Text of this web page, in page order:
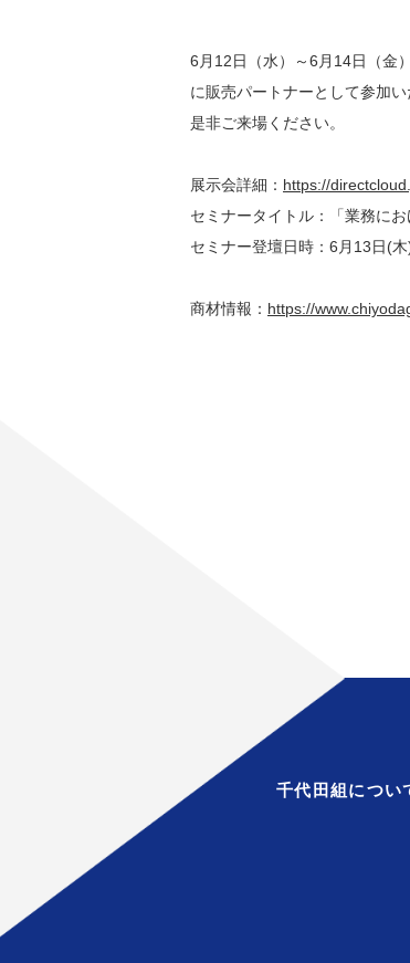
6月12日（水）～6月14日（金
に販売パートナーとして参加い
是非ご来場ください。
展示会詳細： https://
セミナータイトル：「業務に
セミナー登壇日時：6月13日(
商材情報： https://
千代田組につい